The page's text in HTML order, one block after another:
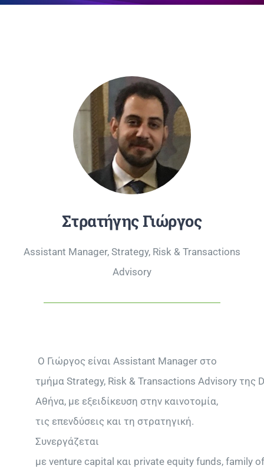
Στρατήγης Γιώργος
Assistant Manager, Strategy, Risk & Transactions
Advisory
Ο Γιώργος είναι Assistant Managerστο
τμήμα Strategy, Risk& Transactions Advisoryτης
Αθήνα, με εξειδίκευση στην καινοτομία,
τις επενδύσεις και τη στρατηγική.
Συνεργάζεται
με venture capital και private equity funds, family